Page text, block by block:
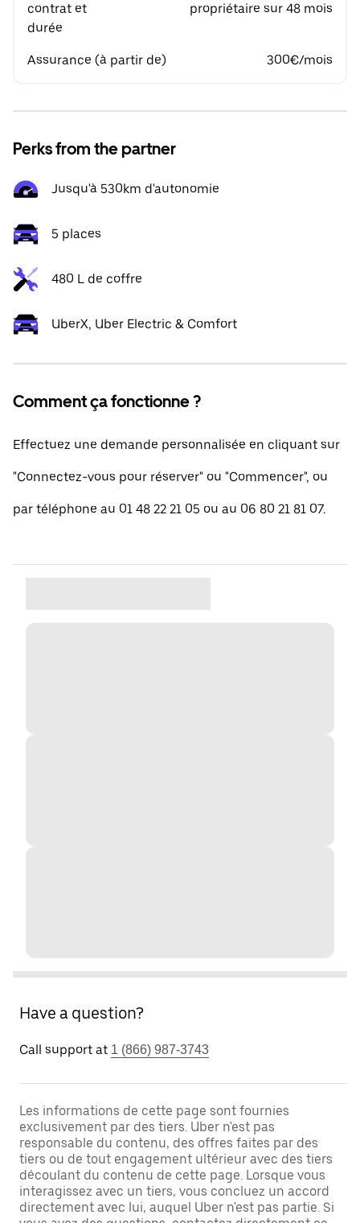
contrat et
durée
propriétaire sur 48 mois
Assurance (à partir de) 300€/mois
Perks from the partner
Jusqu'à 530km d'autonomie
5 places
480 L de coffre
UberX, Uber Electric & Comfort
Comment ça fonctionne ?
Effectuez une demande personnalisée en cliquant sur
"Connectez-vous pour réserver" ou "Commencer", ou
par téléphone au 01 48 22 21 05 ou au 06 80 21 81 07.
Have a question?
Call support at 1 (866) 987-3743
Les informations de cette page sont fournies
exclusivement par des tiers. Uber n'est pas
responsable du contenu, des offres faites par des
tiers ou de tout engagement ultérieur avec des tiers
découlant du contenu de cette page. Lorsque vous
interagissez avec un tiers, vous concluez un accord
directement avec lui, auquel Uber n'est pas partie. Si